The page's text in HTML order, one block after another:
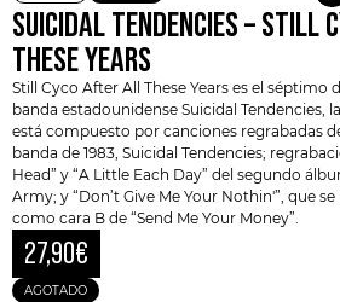
SUICIDAL TENDENCIES – STILL
THESE YEARS
Still Cyco After All These Years es el séptimo
banda estadounidense Suicidal Tendencies,
está compuesto por canciones regrabadas
banda de 1983, Suicidal Tendencies;
Head” y “A Little Each Day” del segundo
Army; y “Don’t Give Me Your Nothin'”, que
como cara B de “Send Me Your Money”.
27,90€
AGOTADO